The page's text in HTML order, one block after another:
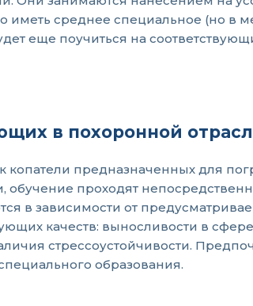
иметь среднее специальное (но в
поучиться на
в похоронной
копатели предназначенных для
проходят
в зависимости от
качеств: выносливости в
стрессоустойчивости.
образования.